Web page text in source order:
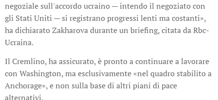
negoziale sull'accordo ucraino — intendo il negoziato con
gli Stati Uniti — si registrano progressi lenti ma costanti»,
ha dichiarato Zakharova durante un briefing, citata da Rbc-
Ucraina.
Il Cremlino, ha assicurato, è pronto a continuare a lavorare
con Washington, ma esclusivamente «nel quadro stabilito a
Anchorage», e non sulla base di altri piani di pace
alternativi.